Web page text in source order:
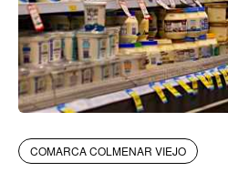
COMARCA COLMENAR VIEJO